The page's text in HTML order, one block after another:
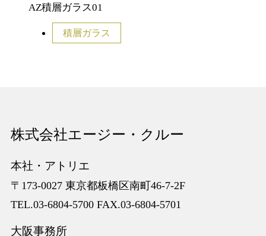
AZ積層ガラス01
積層ガラス
株式会社エージー・クルー
本社・アトリエ
〒173-0027 東京都板橋区南町46-7-2F
TEL.03-6804-5700 FAX.03-6804-5701
⼤阪事務所